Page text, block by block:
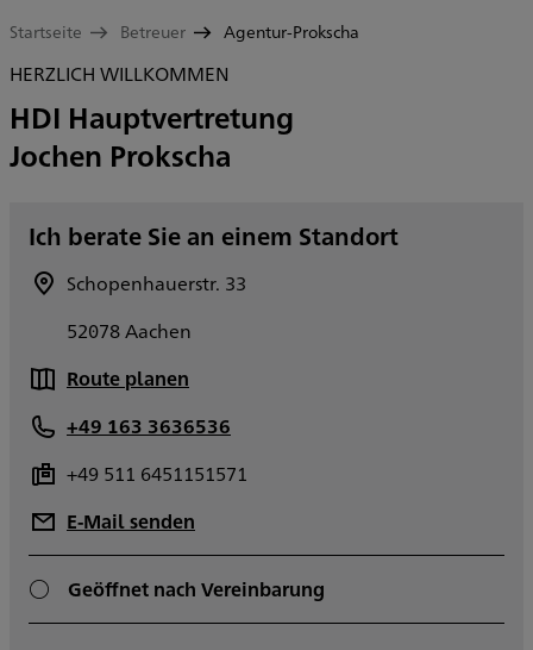
Startseite Betreuer Agentur-Prokscha
HERZLICH WILLKOMMEN
HDI Hauptvertretung
Jochen Prokscha
Ich berate Sie an einem Standort
Schopenhauerstr. 33
52078 Aachen
Route planen
+49 163 3636536
+49 511 6451151571
E-Mail senden
Geöffnet nach Vereinbarung